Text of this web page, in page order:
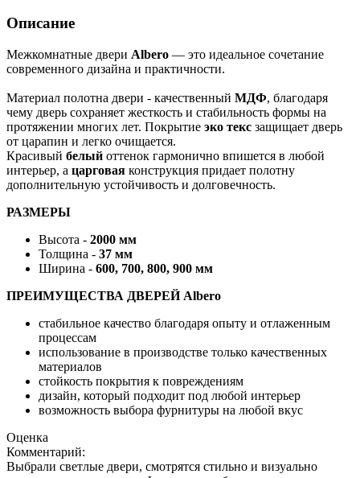
Описание
Межкомнатные двери Albero — это идеальное сочетание
современного дизайна и практичности.
Материал полотна двери - качественный МДФ, благодаря
чему дверь сохраняет жесткость и стабильность формы на
протяжении многих лет. Покрытие эко текс защищает дверь
от царапин и легко очищается.
Красивый белый оттенок гармонично впишется в любой
интерьер, а царговая конструкция придает полотну
дополнительную устойчивость и долговечность.
РАЗМЕРЫ
Высота - 2000 мм
Толщина - 37 мм
Ширина - 600, 700, 800, 900 мм
ПРЕИМУЩЕСТВА ДВЕРЕЙ Albero
стабильное качество благодаря опыту и отлаженным
процессам
использование в производстве только качественных
материалов
стойкость покрытия к повреждениям
дизайн, который подходит под любой интерьер
возможность выбора фурнитуры на любой вкус
Оценка
Комментарий:
Выбрали светлые двери, смотрятся стильно и визуально